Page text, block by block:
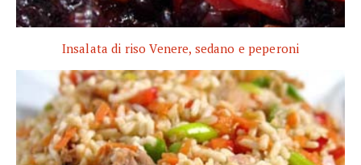
Insalata di riso Venere, sedano e peperoni